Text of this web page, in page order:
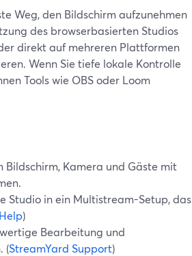
Weg, den Bildschirm aufzunehmen
des browserbasierten Studios
direkt auf mehreren Plattformen
Wenn Sie tiefe lokale Kontrolle
Tools wie OBS oder Loom
Bildschirm, Kamera und Gäste mit
Studio in ein Multistream-Setup, das
)
Bearbeitung und
(StreamYard Support)